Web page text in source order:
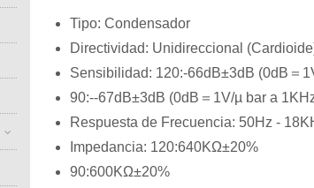
Tipo: Condensador
Directividad: Unidireccional
Sensibilidad: 120:-66dB±3dB (0dB＝
90:--67dB±3dB (0dB＝1V/µ bar a
Respuesta de Frecuencia: 50Hz -
Impedancia: 120:640KΩ±20%
90:600KΩ±20%